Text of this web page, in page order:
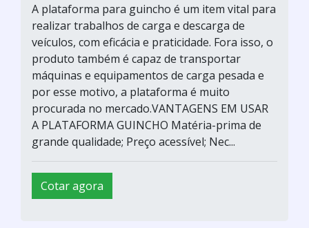
A plataforma para guincho é um item vital para
realizar trabalhos de carga e descarga de
veículos, com eficácia e praticidade. Fora isso, o
produto também é capaz de transportar
máquinas e equipamentos de carga pesada e
por esse motivo, a plataforma é muito
procurada no mercado.VANTAGENS EM USAR
A PLATAFORMA GUINCHO Matéria-prima de
grande qualidade; Preço acessível; Nec...
Cotar agora